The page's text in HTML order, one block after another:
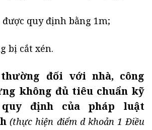
được quy định bằng 1m;
bị cắt xén.
đối với nhà, công
không đủ tiêu chuẩn kỹ
định của pháp luật
(thực hiện điểm d khoản 1 Điều